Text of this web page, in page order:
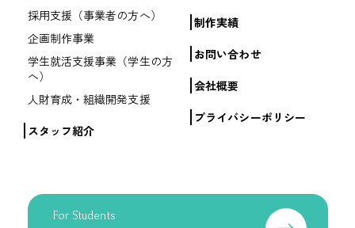
採用支援（事業者の方へ）
企画制作事業
学生就活支援事業（学生の方
へ）
人財育成・組織開発支援
スタッフ紹介
制作実績
お問い合わせ
会社概要
プライバシーポリシー
For Students